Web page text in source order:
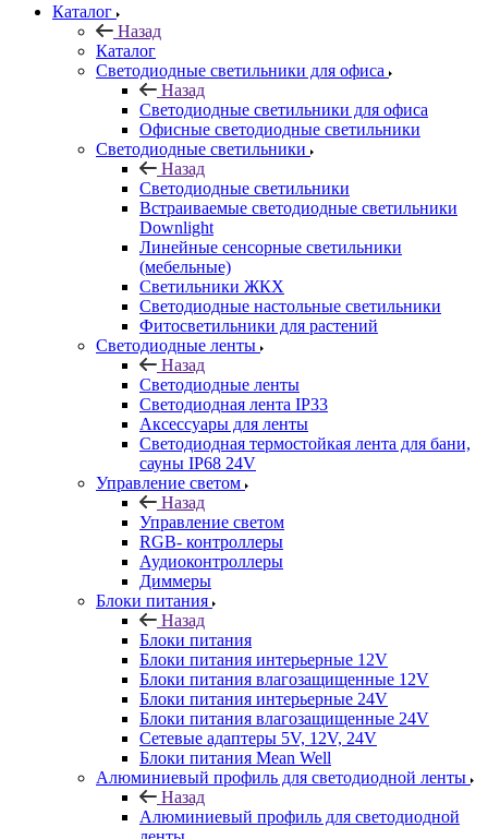
Каталог
Назад
Каталог
Светодиодные светильники для офиса
Назад
Светодиодные светильники для офиса
Офисные светодиодные светильники
Светодиодные светильники
Назад
Светодиодные светильники
Встраиваемые светодиодные светильники
Downlight
Линейные сенсорные светильники
(мебельные)
Светильники ЖКХ
Светодиодные настольные светильники
Фитосветильники для растений
Светодиодные ленты
Назад
Светодиодные ленты
Светодиодная лента IP33
Аксессуары для ленты
Светодиодная термостойкая лента для бани,
сауны IP68 24V
Управление светом
Назад
Управление светом
RGB- контроллеры
Аудиоконтроллеры
Диммеры
Блоки питания
Назад
Блоки питания
Блоки питания интерьерные 12V
Блоки питания влагозащищенные 12V
Блоки питания интерьерные 24V
Блоки питания влагозащищенные 24V
Сетевые адаптеры 5V, 12V, 24V
Блоки питания Mean Well
Алюминиевый профиль для светодиодной ленты
Назад
Алюминиевый профиль для светодиодной